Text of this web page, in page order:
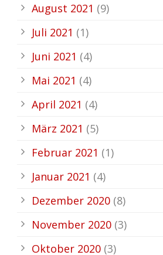
August 2021 (9)
Juli 2021 (1)
Juni 2021 (4)
Mai 2021 (4)
April 2021 (4)
März 2021 (5)
Februar 2021 (1)
Januar 2021 (4)
Dezember 2020 (8)
November 2020 (3)
Oktober 2020 (3)